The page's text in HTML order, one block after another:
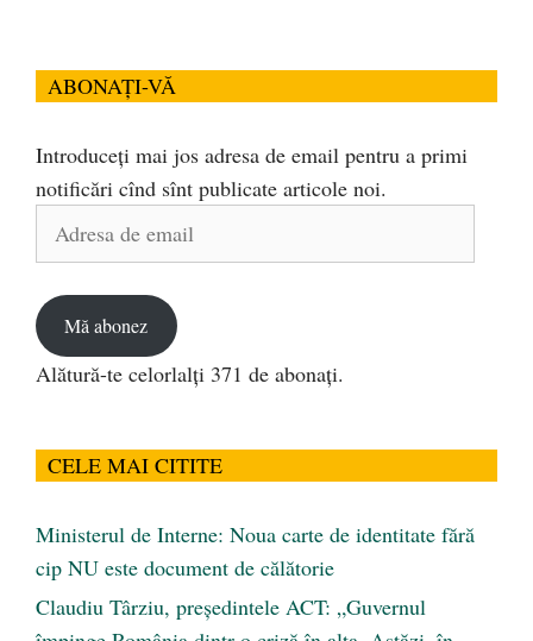
ABONAȚI-VĂ
Introduceți mai jos adresa de email pentru a primi
notificări cînd sînt publicate articole noi.
Adresa
Mă abonez
Alătură-te celorlalți 371 de abonați.
CELE MAI CITITE
Ministerul de Interne: Noua carte de identitate fără
cip NU este document de călătorie
Claudiu Târziu, președintele ACT: „Guvernul